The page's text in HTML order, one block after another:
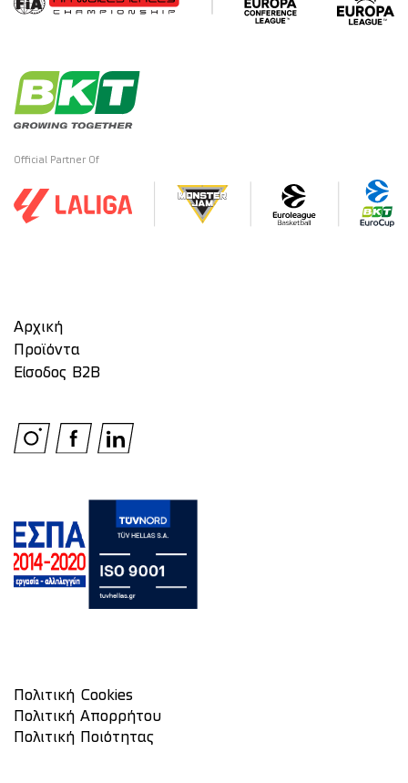
Official Partner Of
Αρχική
Προϊόντα
Είσοδος Β2Β
Πολιτική Cookies
Πολιτική Απορρήτου
Πολιτική Ποιότητας